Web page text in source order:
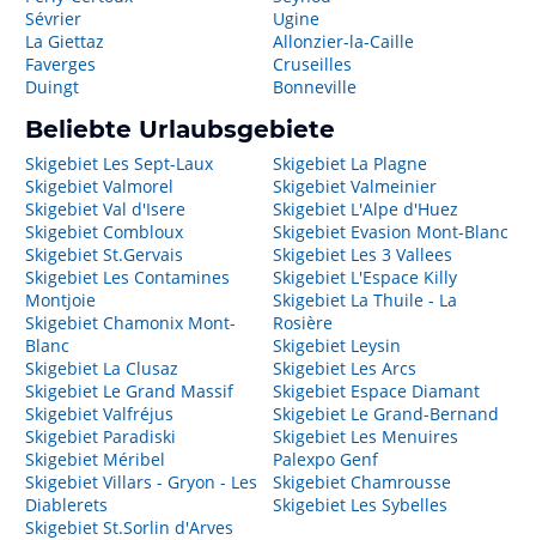
Sévrier
La Giettaz
Faverges
Duingt
Ugine
Allonzier-la-Caille
Cruseilles
Bonneville
Beliebte Urlaubsgebiete
Skigebiet Les Sept-Laux
Skigebiet Valmorel
Skigebiet Val d'Isere
Skigebiet Combloux
Skigebiet St.Gervais
Skigebiet Les Contamines
Montjoie
Skigebiet Chamonix Mont-
Blanc
Skigebiet La Clusaz
Skigebiet Le Grand Massif
Skigebiet Valfréjus
Skigebiet Paradiski
Skigebiet Méribel
Skigebiet Villars - Gryon - Les
Diablerets
Skigebiet St.Sorlin d'Arves
Skigebiet La Plagne
Skigebiet Valmeinier
Skigebiet L'Alpe d'Huez
Skigebiet Evasion Mont-Blanc
Skigebiet Les 3 Vallees
Skigebiet L'Espace Killy
Skigebiet La Thuile - La
Rosière
Skigebiet Leysin
Skigebiet Les Arcs
Skigebiet Espace Diamant
Skigebiet Le Grand-Bernand
Skigebiet Les Menuires
Palexpo Genf
Skigebiet Chamrousse
Skigebiet Les Sybelles